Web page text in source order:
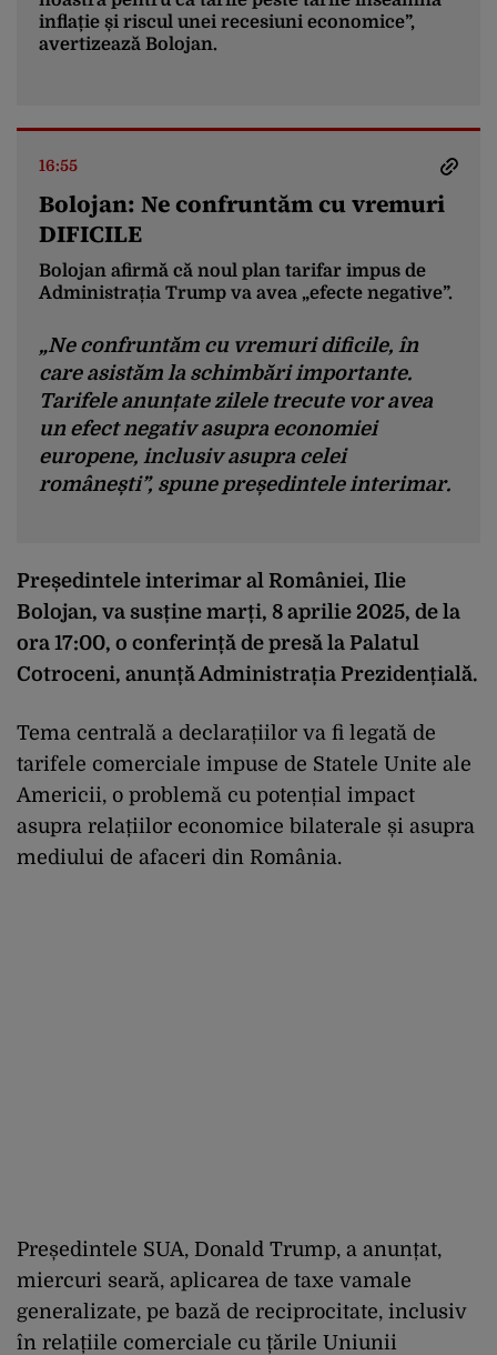
inflație și riscul unei recesiuni economice”,
avertizează Bolojan.
16:55
Bolojan: Ne confruntăm cu vremuri
DIFICILE
Bolojan afirmă că noul plan tarifar impus de
Administrația Trump va avea „efecte negative”.
„Ne confruntăm cu vremuri dificile, în
care asistăm la schimbări importante.
Tarifele anunțate zilele trecute vor avea
un efect negativ asupra economiei
europene, inclusiv asupra celei
românești”, spune președintele interimar.
Președintele interimar al României, Ilie
Bolojan, va susține marți, 8 aprilie 2025, de la
ora 17:00, o conferință de presă la Palatul
Cotroceni, anunță Administrația Prezidențială.
Tema centrală a declarațiilor va fi legată de
tarifele comerciale impuse de Statele Unite ale
Americii, o problemă cu potențial impact
asupra relațiilor economice bilaterale și asupra
mediului de afaceri din România.
Președintele SUA, Donald Trump, a anunțat,
miercuri seară, aplicarea de taxe vamale
generalizate, pe bază de reciprocitate, inclusiv
în relațiile comerciale cu țările Uniunii